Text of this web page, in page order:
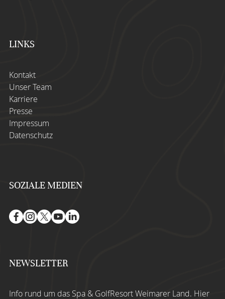
LINKS
Kontakt
Unser Team
Karriere
Presse
Impressum
Datenschutz
SOZIALE MEDIEN
NEWSLETTER
Info rund um das Spa & GolfResort Weimarer Land. Hier